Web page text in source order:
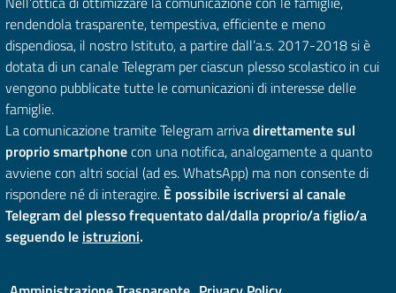
rendendola trasparente, tempestiva, efficiente e meno
dispendiosa, il nostro Istituto, a partire dall’a.s. 2017-2018 si è
dotata di un canale Telegram per ciascun plesso scolastico in cui
vengono pubblicate tutte le comunicazioni di interesse delle
famiglie.
La comunicazione tramite Telegram arrivadirettamente sul
proprio smartphonecon una notifica, analogamente a quanto
avviene con altri social (ad es. WhatsApp) ma non consente di
rispondere né di interagire. È possibile iscriversi al canale
Telegram del plesso frequentato dal/dalla proprio/a figlio/a
seguendo le istruzioni.